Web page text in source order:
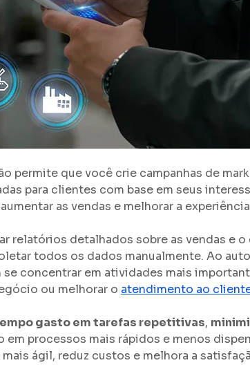
permite que você crie campanhas de
para clientes com base em seus
as vendas e melhorar a
relatórios detalhados sobre as vendas e o
todos os dados manualmente. Ao
concentrar em atividades mais
ou melhorar o atendimento ao
gasto em tarefas repetitivas,
em processos mais rápidos e menos
mais ágil, reduz custos e melhora a